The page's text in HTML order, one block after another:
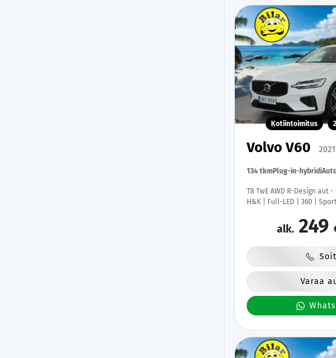
Kotiintoimitus
Volvo V60 2021
134 tkmPlug-in-hybridi
T8 TwE AWD R-Design aut -
H&K | Full-LED | 360 |
Kahdet renkaat |
alk. 249
Varaa